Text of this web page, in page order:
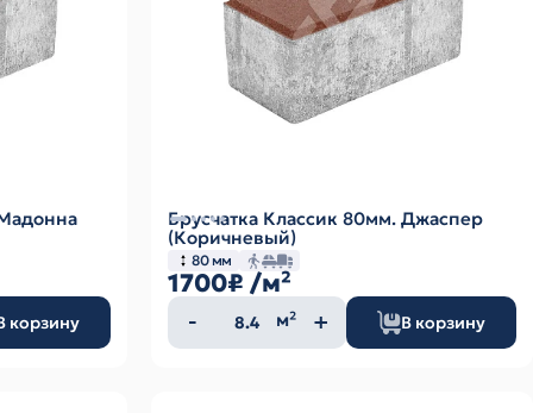
корзину
Брусчатка Классик 80мм. Джаспер
(Коричневый)
80 мм
1700₽ /м²
Количество
товара
м² В корзину